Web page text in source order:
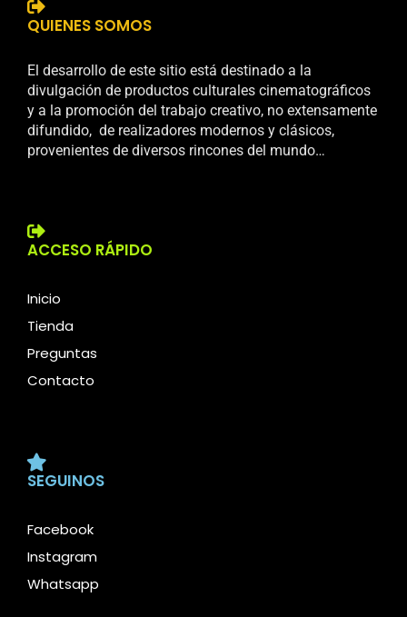
QUIENES SOMOS
El desarrollo de este sitio está destinado a la
divulgación de productos culturales cinematográficos
y a la promoción del trabajo creativo, no extensamente
difundido, de realizadores modernos y clásicos,
provenientes de diversos rincones del mundo…
ACCESO RÁPIDO
Inicio
Tienda
Preguntas
Contacto
SEGUINOS
Facebook
Instagram
Whatsapp